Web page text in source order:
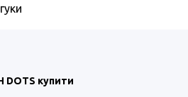
DOTS купити